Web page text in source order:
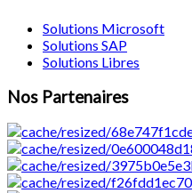
Solutions Microsoft
Solutions SAP
Solutions Libres
Nos Partenaires